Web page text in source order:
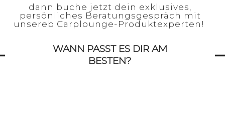
dann buche jetzt dein exklusives,
persönliches Beratungsgespräch mit
unsereb Carplounge-Produktexperten!
WANN PASST ES DIR AM
BESTEN?